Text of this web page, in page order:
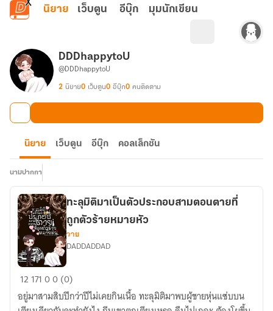
ข้ามไปยังเนื้อหาหลัก
นิยาย เว็บตูน อีบุ๊ก มุมนักเขียน
DDDhappytoU
@DDDhappytoU
2 นิยาย0 เว็บตูน0 อีบุ๊ก0 คนติดตาม
นิยาย เว็บตูน อีบุ๊ก คอลเล็กชัน
นามปากกา
ทะลุ
มิติ
มา
ทะลุมิติมาเป็นตัวประกอบสามตอนตายที่
ถูกตัวร้ายหมายหัว
วาย
DADDADDAD
12 17100 (0)
อยู่มาสามสิบปีกว่าปีไม่เคยกินเนื้อ ทะลุมิติมาพบผู้ชายหุ่นแซ่บบน